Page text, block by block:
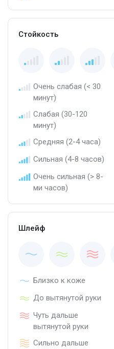
Стойкость
Очень слабая (< 30
минут)
Слабая (30-120
минут)
Средняя (2-4 часа)
Сильная (4-8 часов)
Очень сильная (> 8-
ми часов)
Шлейф
Близко к коже
До вытянутой руки
Чуть дальше
вытянутой руки
Сильно дальше